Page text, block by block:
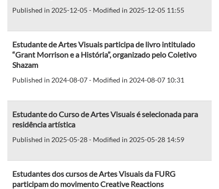
Published in 2025-12-05 - Modified in 2025-12-05 11:55
Estudante de Artes Visuais participa de livro intitulado
“Grant Morrison e a História”, organizado pelo Coletivo
Shazam
Published in 2024-08-07 - Modified in 2024-08-07 10:31
Estudante do Curso de Artes Visuais é selecionada para
residência artística
Published in 2025-05-28 - Modified in 2025-05-28 14:59
Estudantes dos cursos de Artes Visuais da FURG
participam do movimento Creative Reactions